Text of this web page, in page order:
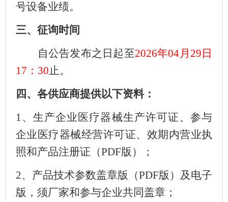
号设备业绩。
三、征询时间
自公告发布之日起至2026年04月29日
17：30止。
四、各供应商提供以下资料：
1、生产企业医疗器械生产许可证、参与
企业医疗器械经营许可证、效期内营业执
照和产品注册证（PDF版）；
2、产品技术参数盖章版（PDF版）及电子
版，须厂家和参与企业共同盖章；